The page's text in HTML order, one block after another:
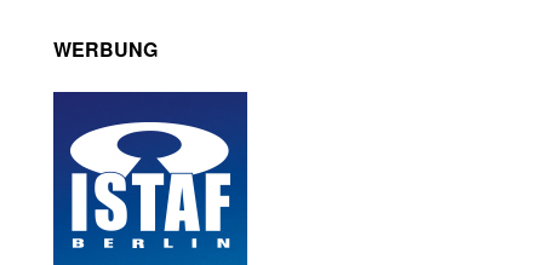
WERBUNG